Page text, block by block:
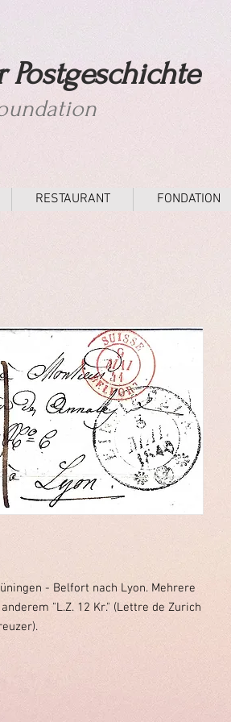
RESTAURANT FONDATION
- Belfort nach Lyon. Mehrere
"L.Z. 12 Kr." (Lettre de Zurich